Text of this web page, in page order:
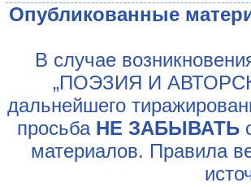
Опубликованные
В случае
„ПОЭЗИЯ И
дальнейшего
просьба НЕ ЗАБЫВАТЬ
материалов. Правила